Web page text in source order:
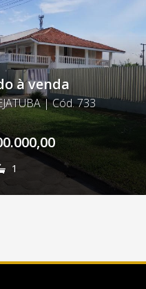
à venda
| Cód. 733
1